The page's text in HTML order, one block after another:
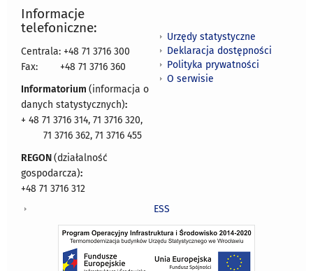
Informacje
telefoniczne:
Centrala: +48 71 3716 300
Fax:
+48 71 3716 360
Informatorium (informacja o
danych statystycznych):
+ 48 71 3716 314, 71 3716 320,
71 3716 362, 71 3716 455
REGON(działalność
gospodarcza):
+48 71 3716 312
Urzędy statystyczne
Deklaracja dostępności
Polityka prywatności
O serwisie
ESS